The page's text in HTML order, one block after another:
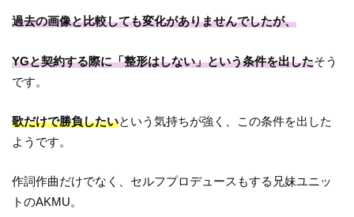
過去の画像と比較しても変化がありませんでしたが、
YGと契約する際に「整形はしない」という条件を出したそう
です。
歌だけで勝負したいという気持ちが強く、この条件を出した
ようです。
作詞作曲だけでなく、セルフプロデュースもする兄妹ユニッ
トのAKMU。